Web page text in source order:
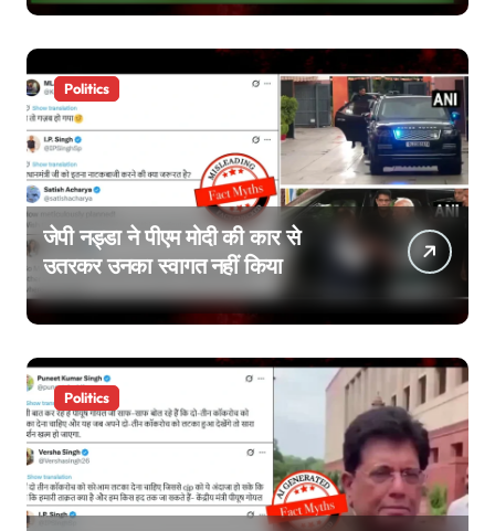
Politics
जेपी नड्डा ने पीएम मोदी की कार से
उतरकर उनका स्वागत नहीं किया
Politics